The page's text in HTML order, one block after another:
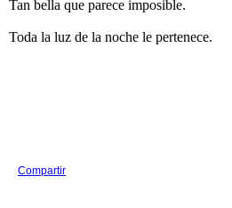
Tan bella que parece imposible.
Toda la luz de la noche le pertenece.
Compartir